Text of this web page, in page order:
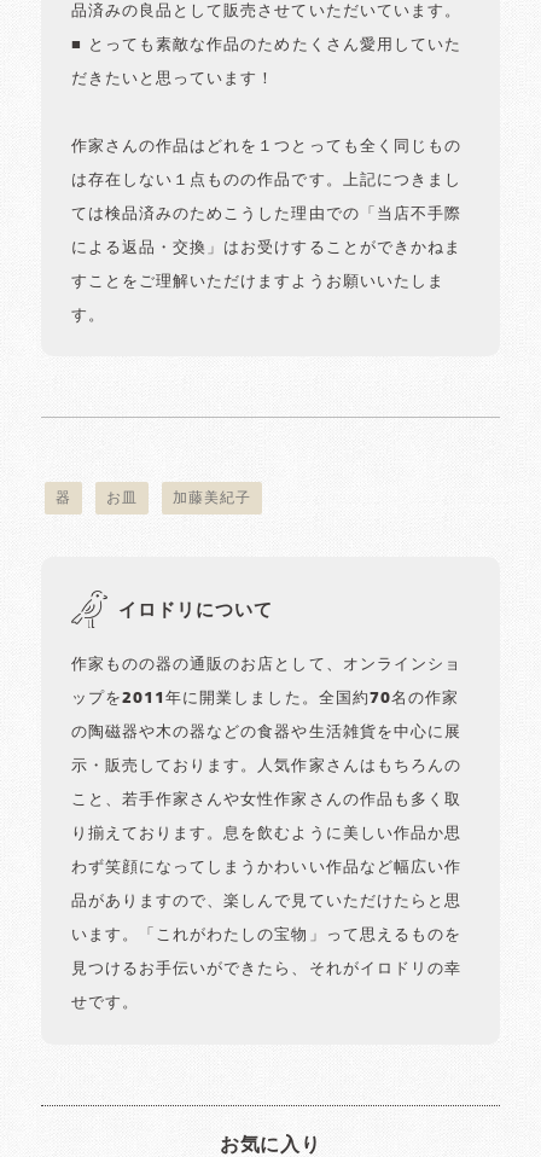
品済みの良品として販売させていただいています。
■ とっても素敵な作品のためたくさん愛用していた
だきたいと思っています！
作家さんの作品はどれを１つとっても全く同じもの
は存在しない１点ものの作品です。上記につきまし
ては検品済みのためこうした理由での「当店不手際
による返品・交換」はお受けすることができかねま
すことをご理解いただけますようお願いいたしま
す。
器 お皿 加藤美紀子
イロドリについて
作家ものの器の通販のお店として、オンラインショ
ップを2011年に開業しました。全国約70名の作家
の陶磁器や木の器などの食器や生活雑貨を中心に展
示・販売しております。人気作家さんはもちろんの
こと、若手作家さんや女性作家さんの作品も多く取
り揃えております。息を飲むように美しい作品か思
わず笑顔になってしまうかわいい作品など幅広い作
品がありますので、楽しんで見ていただけたらと思
います。「これがわたしの宝物」って思えるものを
見つけるお手伝いができたら、それがイロドリの幸
せです。
お気に入り